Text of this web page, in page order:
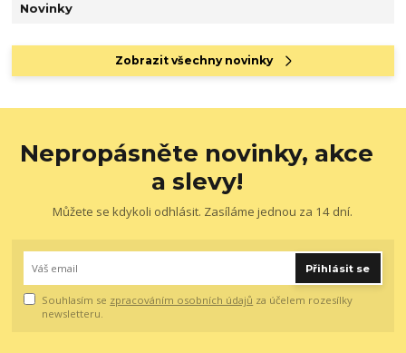
Novinky
Zobrazit všechny novinky
Nepropásněte novinky, akce
a slevy!
Můžete se kdykoli odhlásit. Zasíláme jednou za 14 dní.
Přihlásit se
Souhlasím se zpracováním osobních údajů za účelem rozesílky
newsletteru.